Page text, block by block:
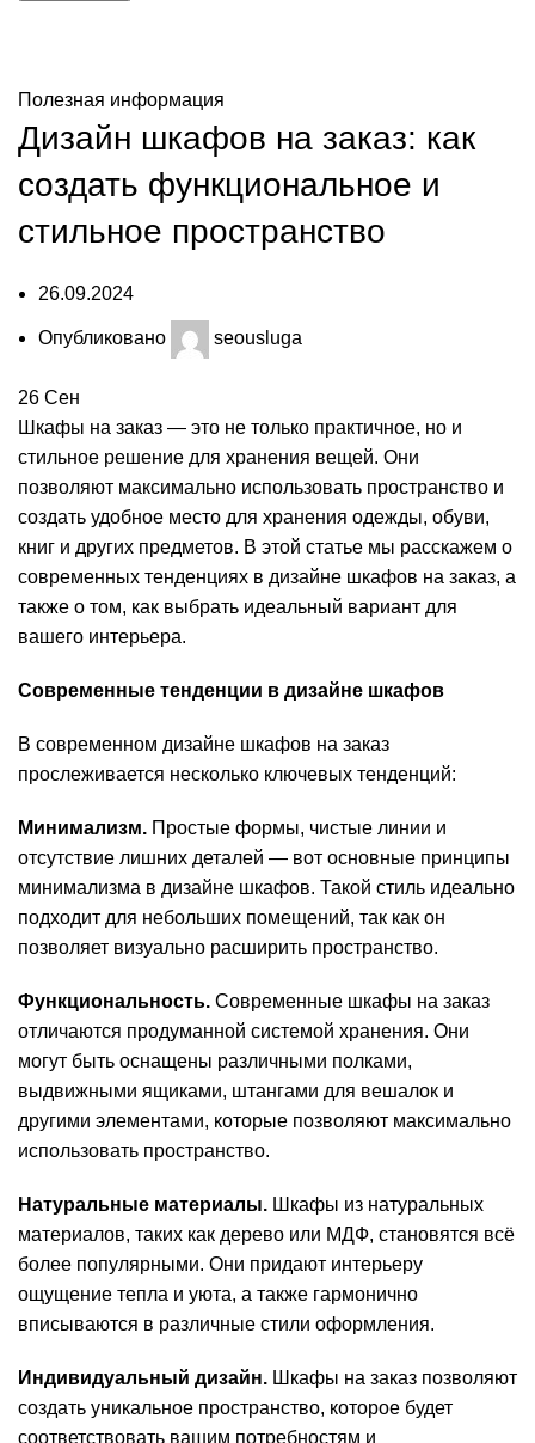
Полезная информация
Дизайн шкафов на заказ: как
создать функциональное и
стильное пространство
26.09.2024
Опубликовано seousluga
26 Сен
Шкафы на заказ — это не только практичное, но и
стильное решение для хранения вещей. Они
позволяют максимально использовать пространство и
создать удобное место для хранения одежды, обуви,
книг и других предметов. В этой статье мы расскажем о
современных тенденциях в дизайне шкафов на заказ, а
также о том, как выбрать идеальный вариант для
вашего интерьера.
Современные тенденции в дизайне шкафов
В современном дизайне шкафов на заказ
прослеживается несколько ключевых тенденций:
Минимализм. Простые формы, чистые линии и
отсутствие лишних деталей — вот основные принципы
минимализма в дизайне шкафов. Такой стиль идеально
подходит для небольших помещений, так как он
позволяет визуально расширить пространство.
Функциональность. Современные шкафы на заказ
отличаются продуманной системой хранения. Они
могут быть оснащены различными полками,
выдвижными ящиками, штангами для вешалок и
другими элементами, которые позволяют максимально
использовать пространство.
Натуральные материалы. Шкафы из натуральных
материалов, таких как дерево или МДФ, становятся всё
более популярными. Они придают интерьеру
ощущение тепла и уюта, а также гармонично
вписываются в различные стили оформления.
Индивидуальный дизайн. Шкафы на заказ позволяют
создать уникальное пространство, которое будет
соответствовать вашим потребностям и